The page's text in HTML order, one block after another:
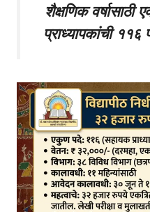
शैक्षणिक
प्राध्यापकांची